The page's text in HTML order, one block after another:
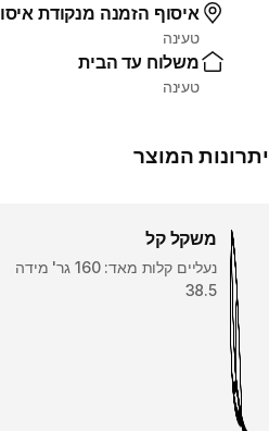
איסוף הזמנה מנקודת
טעינה
משלוח עד הבית
טעינה
יתרונות המוצר
משקל קל
נעליים קלות מאד: 160 גר' מידה
38.5